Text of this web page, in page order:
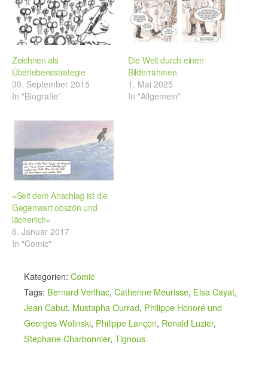
Zeichnen als
Überlebensstrategie
30. September 2015
In "Biografie"
Die Welt durch einen
Bilderrahmen
1. Mai 2025
In "Allgemein"
»Seit dem Anschlag ist die
Gegenwart obszön und
lächerlich«
6. Januar 2017
In "Comic"
Kategorien: Comic
Tags: Bernard Verlhac, Catherine Meurisse, Elsa Cayat,
Jean Cabut, Mustapha Ourrad, Philippe Honoré und
Georges Wolinski, Philippe Lançon, Renald Luzier,
Stéphane Charbonnier, Tignous